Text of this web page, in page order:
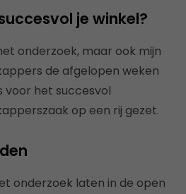
je winkel?
onderzoek, maar ook mijn
de afgelopen weken
voor het succesvol
op een rij gezet.
onderzoek laten in de open